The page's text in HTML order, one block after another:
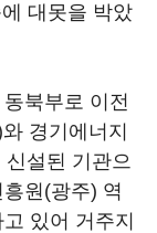
대못을 박았
북부로 이전
경기에너지
설된 기관으
원(광주) 역
있어 거주지